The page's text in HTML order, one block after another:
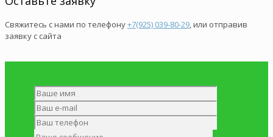
Свяжитесь с нами по телефону+7(925) 039-80-29, или отправив
заявку с сайта